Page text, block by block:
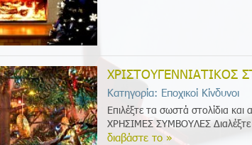
ΧΡΙΣΤΟΥΓΕΝΝΙΑΤΙΚΟΣ
Κατηγορία: Εποχικοί Κίνδυνοι
Επιλέξτε τα σωστά στολίδια
ΧΡΗΣΙΜΕΣ ΣΥΜΒΟΥΛΕΣ Διαλέξτε
διαβάστε το »